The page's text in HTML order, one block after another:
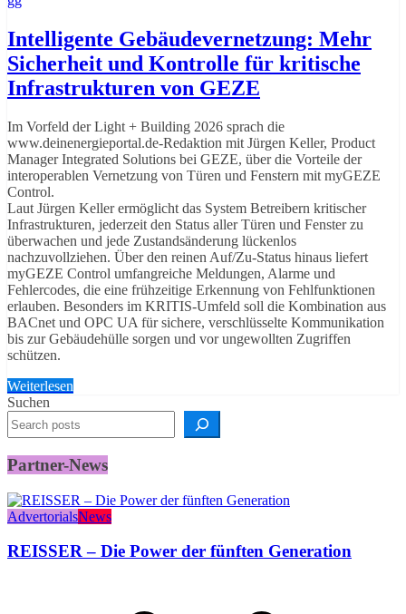
Intelligente Gebäudevernetzung: Mehr
Sicherheit und Kontrolle für kritische
Infrastrukturen von GEZE
Im Vorfeld der Light + Building 2026 sprach die
www.deinenergieportal.de-Redaktion mit Jürgen Keller, Product
Manager Integrated Solutions bei GEZE, über die Vorteile der
interoperablen Vernetzung von Türen und Fenstern mit myGEZE
Control.
Laut Jürgen Keller ermöglicht das System Betreibern kritischer
Infrastrukturen, jederzeit den Status aller Türen und Fenster zu
überwachen und jede Zustandsänderung lückenlos
nachzuvollziehen. Über den reinen Auf/Zu-Status hinaus liefert
myGEZE Control umfangreiche Meldungen, Alarme und
Fehlercodes, die eine frühzeitige Erkennung von Fehlfunktionen
erlauben. Besonders im KRITIS-Umfeld soll die Kombination aus
BACnet und OPC UA für sichere, verschlüsselte Kommunikation
bis zur Gebäudehülle sorgen und vor ungewollten Zugriffen
schützen.
Weiterlesen
Suchen
Partner-News
AdvertorialsNews
REISSER – Die Power der fünften Generation